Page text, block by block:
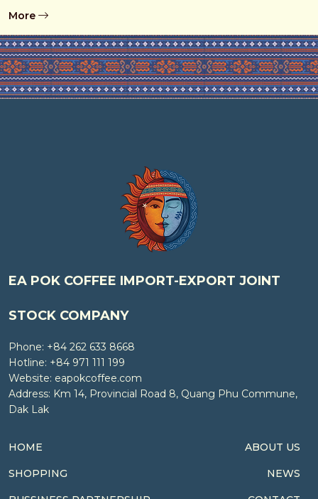
More
EA POK COFFEE IMPORT-EXPORT JOINT
STOCK COMPANY
Phone: +84 262 633 8668
Hotline: +84 971 111 199
Website: eapokcoffee.com
Address: Km 14, Provincial Road 8, Quang Phu Commune,
Dak Lak
HOME ABOUT US
SHOPPING NEWS